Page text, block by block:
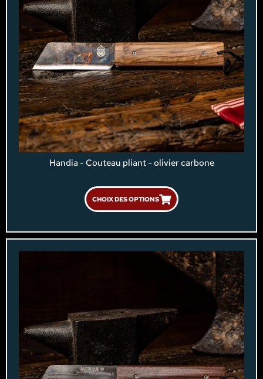
Handia - Couteau pliant - olivier carbone
CHOIX DES OPTIONS